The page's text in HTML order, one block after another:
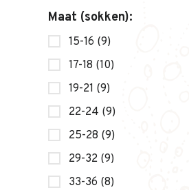
Maat (sokken):
15-16 (9)
17-18 (10)
19-21 (9)
22-24 (9)
25-28 (9)
29-32 (9)
33-36 (8)